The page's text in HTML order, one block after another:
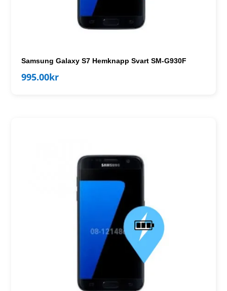
Samsung Galaxy S7 Hemknapp Svart SM-G930F
995.00kr